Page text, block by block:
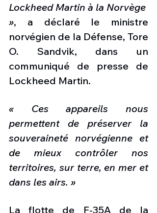
Lockheed Martin à la Norvège
», a déclaré le ministre
norvégien de la Défense, Tore
O. Sandvik, dans un
communiqué de presse de
Lockheed Martin.
« Ces appareils nous
permettent de préserver la
souveraineté norvégienne et
de mieux contrôler nos
territoires, sur terre, en mer et
dans les airs. »
La flotte de F-35A de la